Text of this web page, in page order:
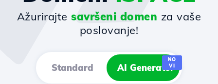
Ažurirajtesavršeni domen za vaše
poslovanje!
Standard AI Generator
NO
VI